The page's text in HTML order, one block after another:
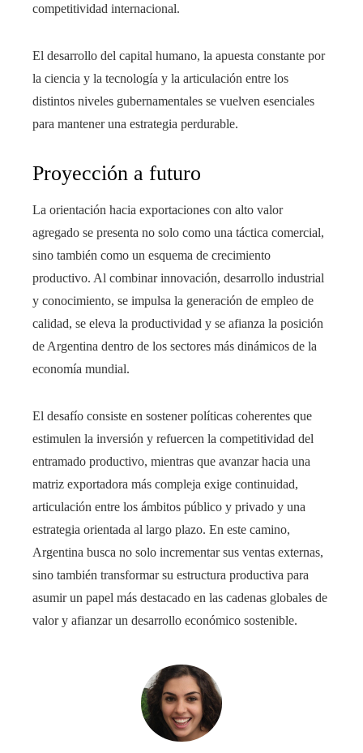
competitividad internacional.
El desarrollo del capital humano, la apuesta constante por
la ciencia y la tecnología y la articulación entre los
distintos niveles gubernamentales se vuelven esenciales
para mantener una estrategia perdurable.
Proyección a futuro
La orientación hacia exportaciones con alto valor
agregado se presenta no solo como una táctica comercial,
sino también como un esquema de crecimiento
productivo. Al combinar innovación, desarrollo industrial
y conocimiento, se impulsa la generación de empleo de
calidad, se eleva la productividad y se afianza la posición
de Argentina dentro de los sectores más dinámicos de la
economía mundial.
El desafío consiste en sostener políticas coherentes que
estimulen la inversión y refuercen la competitividad del
entramado productivo, mientras que avanzar hacia una
matriz exportadora más compleja exige continuidad,
articulación entre los ámbitos público y privado y una
estrategia orientada al largo plazo. En este camino,
Argentina busca no solo incrementar sus ventas externas,
sino también transformar su estructura productiva para
asumir un papel más destacado en las cadenas globales de
valor y afianzar un desarrollo económico sostenible.